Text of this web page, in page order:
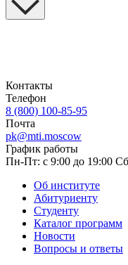
Контакты
Телефон
8 (800) 100-85-95
Почта
pk@mti.moscow
График работы
Пн-Пт: с 9:00 до 19:00
Об институте
Абитуриенту
Студенту
Каталог программ
Новости
Вопросы и ответы